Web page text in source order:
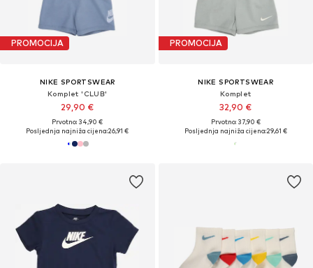
PROMOCIJA
NIKE SPORTSWEAR
Komplet 'CLUB'
29,90 €
Prvotno: 34,90 €
Posljednja najniža cijena:26,91 €
PROMOCIJA
NIKE SPORTSWEAR
Komplet
32,90 €
Prvotno: 37,90 €
Posljednja najniža cijena:29,61 €